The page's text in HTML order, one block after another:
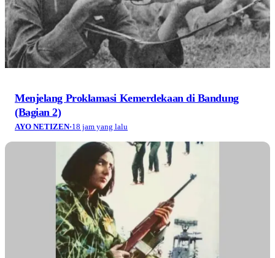
Menjelang Proklamasi Kemerdekaan di Bandung
(Bagian 2)
AYO NETIZEN·18 jam yang lalu